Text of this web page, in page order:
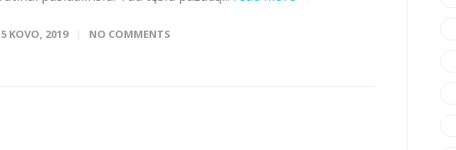
KOVO, 2019 NO COMMENTS